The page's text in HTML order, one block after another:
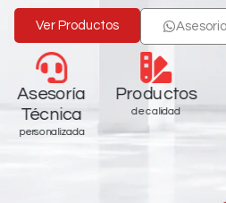
Ver Productos
Asesoría
Técnica
personalizada
Productos
de calidad